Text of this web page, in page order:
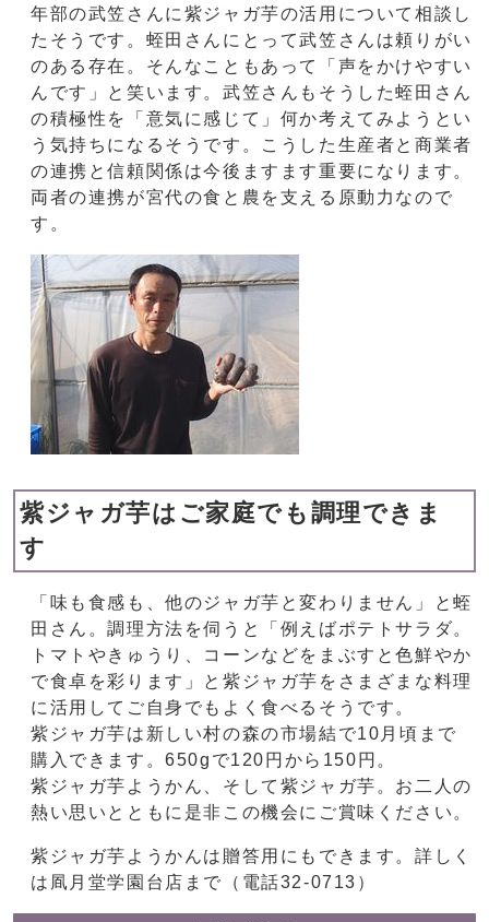
年部の武笠さんに紫ジャガ芋の活用について相談し
たそうです。蛭田さんにとって武笠さんは頼りがい
のある存在。そんなこともあって「声をかけやすい
んです」と笑います。武笠さんもそうした蛭田さん
の積極性を「意気に感じて」何か考えてみようとい
う気持ちになるそうです。こうした生産者と商業者
の連携と信頼関係は今後ますます重要になります。
両者の連携が宮代の食と農を支える原動力なので
す。
紫ジャガ芋はご家庭でも調理できま
す
「味も食感も、他のジャガ芋と変わりません」と蛭
田さん。調理方法を伺うと「例えばポテトサラダ。
トマトやきゅうり、コーンなどをまぶすと色鮮やか
で食卓を彩ります」と紫ジャガ芋をさまざまな料理
に活用してご自身でもよく食べるそうです。
紫ジャガ芋は新しい村の森の市場結で10月頃まで
購入できます。650gで120円から150円。
紫ジャガ芋ようかん、そして紫ジャガ芋。お二人の
熱い思いとともに是非この機会にご賞味ください。
紫ジャガ芋ようかんは贈答用にもできます。詳しく
は凮月堂学園台店まで（電話32-0713）